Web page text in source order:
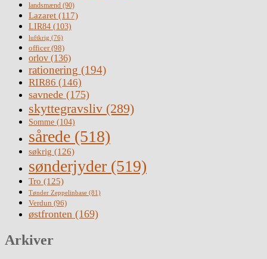
landsmænd (90)
Lazaret (117)
LIR84 (103)
luftkrig (76)
officer(98)
orlov (136)
rationering (194)
RIR86 (146)
savnede (175)
skyttegravsliv (289)
Somme (104)
sårede (518)
søkrig (126)
sønderjyder (519)
Tro (125)
Tønder Zeppelinbase (81)
Verdun (96)
østfronten (169)
Arkiver